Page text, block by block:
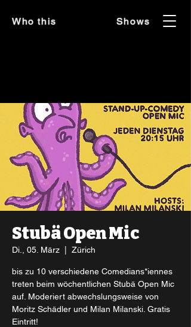
Who this Shows
Stubä Open Mic
Di., 05. März Zürich
bis zu 10 verschiedene Comedians*iennes
treten beim wöchentlichen Stubä Open Mic
auf. Moderiert abwechslungsweise von
Moritz Schädler und Milan Milanski. Gratis
Eintritt!